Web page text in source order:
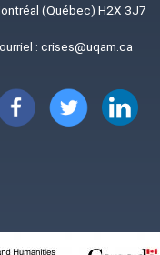
(Québec) H2X 3J7
:crises@uqam.ca
Image Image